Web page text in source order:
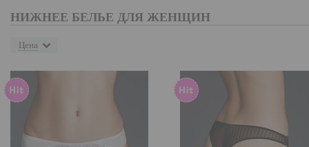
НИЖНЕЕ БЕЛЬЕ ДЛЯ ЖЕНЩИН
Цена